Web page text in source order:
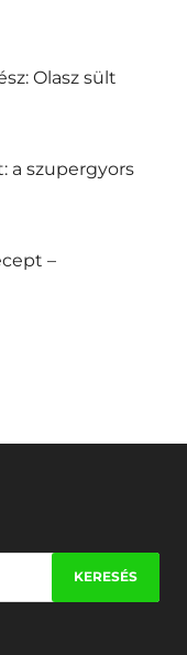
Olasz sült
a szupergyors
–